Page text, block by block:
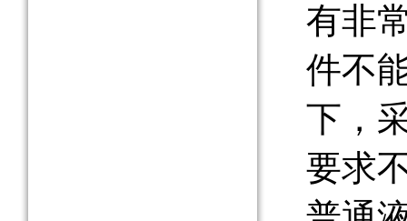
有非
件不
下，
要求